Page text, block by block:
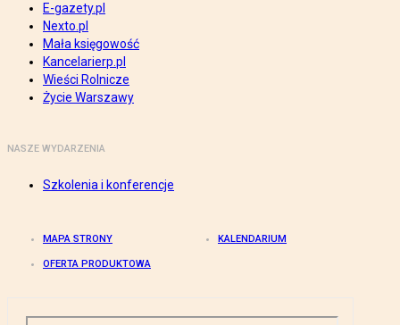
E-gazety.pl
Nexto.pl
Mała księgowość
Kancelarierp.pl
Wieści Rolnicze
Życie Warszawy
NASZE WYDARZENIA
Szkolenia i konferencje
MAPA STRONY KALENDARIUM
OFERTA PRODUKTOWA